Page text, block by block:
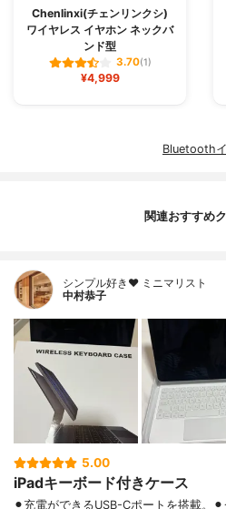
Chenlinxi(チェンリンクシ)
ワイヤレス イヤホン ネックバ
ンド型
3.70(1)
¥4,999
Bluetooth
関連おすすめ
シンプル好き❤︎ ミニマリスト
中村恭子
5.00
iPadキーボード付きケース
⚫︎充電ができるUSB-Cポートを搭載。